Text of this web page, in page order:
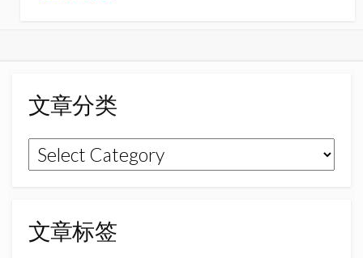
o
o
k
r
a
m
e
C
h
文章分类
文
章
类
文章标签